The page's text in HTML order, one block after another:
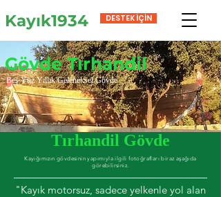
Kayık1934 DESTEK İÇİN
Gövde Tırhandil
Beş Yüz Yıllık Geleneksel Gövde
Tırhandil Gövde
Kayığımızın gövdesinin yapımıyla ilgili fotoğrafları biraz aşağıda
görebilirsiniz.
"Kayık motorsuz, sadece yelkenle yol alan